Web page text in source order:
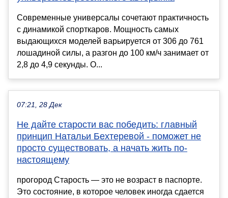
Современные универсалы сочетают практичность
с динамикой спорткаров. Мощность самых
выдающихся моделей варьируется от 306 до 761
лошадиной силы, а разгон до 100 км/ч занимает от
2,8 до 4,9 секунды. О...
07:21, 28 Дек
Не дайте старости вас победить: главный
принцип Натальи Бехтеревой - поможет не
просто существовать, а начать жить по-
настоящему
прогород Старость — это не возраст в паспорте.
Это состояние, в которое человек иногда сдается